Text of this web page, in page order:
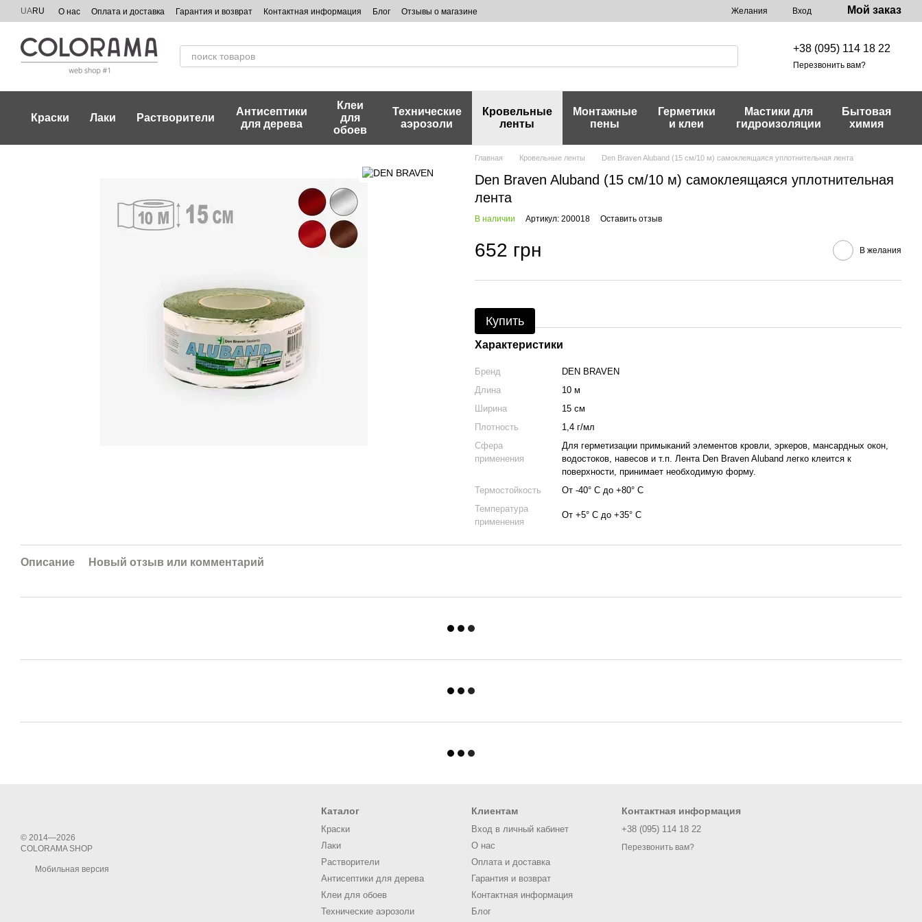
Перейти к основному контенту
UARU О нас Оплата и доставка Гарантия и возврат Контактная информация Блог Отзывы о магазине Желания Вход Мой заказ
+38 (095) 114 18 22
Перезвонить вам?
Краски Лаки Растворители
Антисептики
для дерева
Клеи
для
обоев
Технические
аэрозоли
Кровельные
ленты
Монтажные
пены
Герметики
и клеи
Мастики для
гидроизоляции
Бытовая
химия
Главная Кровельные ленты Den Braven Aluband (15 см/10 м) самоклеящаяся уплотнительная лента
Den Braven Aluband (15 см/10 м) самоклеящаяся уплотнительная
лента
В наличии Артикул: 200018 Оставить отзыв
652 грн В желания
Купить
Характеристики
Бренд
DEN BRAVEN
Длина
10 м
Ширина
15 см
Плотность
1,4 г/мл
Сфера
применения
Для герметизации примыканий элементов кровли, эркеров, мансардных окон,
водостоков, навесов и т.п. Лента Den Braven Aluband легко клеится к
поверхности, принимает необходимую форму.
Термостойкость
От -40° С до +80° С
Температура
применения
От +5° С до +35° С
Описание Новый отзыв или комментарий
© 2014—2026
COLORAMA SHOP
Мобильная версия
Каталог
Краски
Лаки
Растворители
Антисептики для дерева
Клеи для обоев
Технические аэрозоли
Клиентам
Вход в личный кабинет
О нас
Оплата и доставка
Гарантия и возврат
Контактная информация
Блог
Контактная информация
+38 (095) 114 18 22
Перезвонить вам?